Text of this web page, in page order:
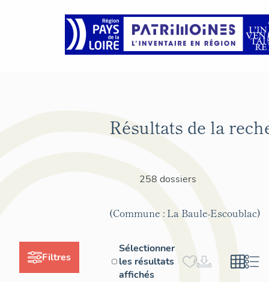
Filtres
Résultats de la
258 dossiers
(Commune : La Baule-Escoublac)
Sélectionner
les résultats
affichés